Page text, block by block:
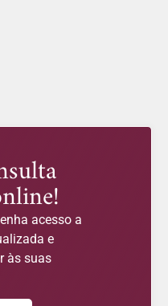
acesso a
e
às suas